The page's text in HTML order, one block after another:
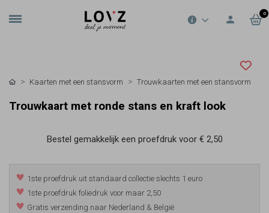
0
Kaarten met een stansvorm Trouwkaarten met een stansvorm
Trouwkaart met ronde stans en kraft look
Bestel gemakkelijk een proefdruk voor € 2,50
1ste proefdruk uit standaard collectie slechts 1 euro
1ste proefdruk foliedruk voor maar 2,50
Gratis verzending naar Nederland & België